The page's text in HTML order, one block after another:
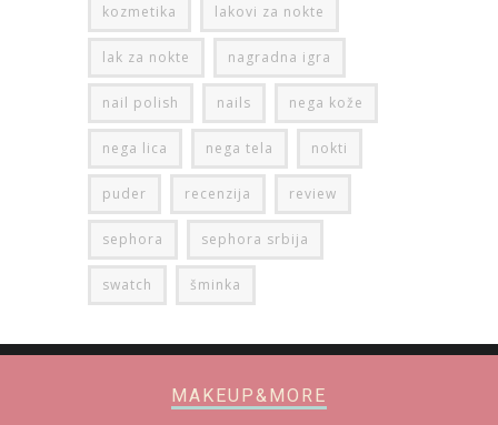
kozmetika lakovi za nokte
lak za nokte nagradna igra
nail polish nails nega kože
nega lica nega tela nokti
puder recenzija review
sephora sephora srbija
swatch šminka
MAKEUP&MORE